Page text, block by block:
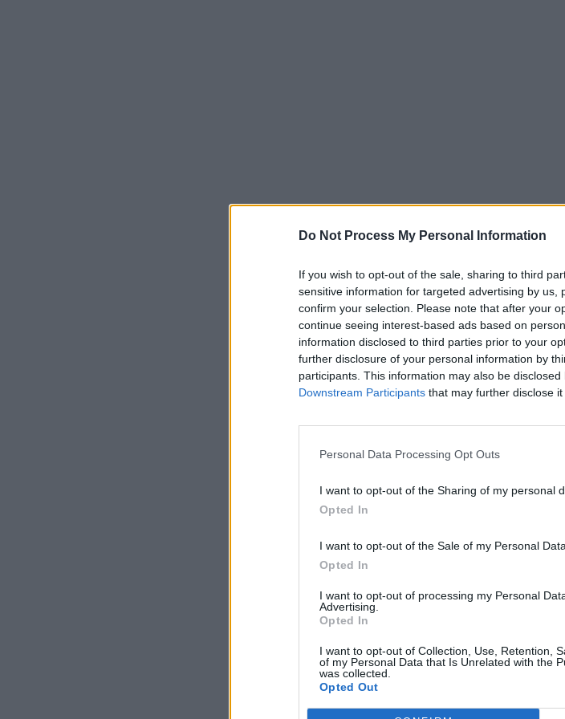
Do Not Process My Personal Information
If you wish to opt-out of the sale, sharing to third
sensitive information for targeted advertising by us,
confirm your selection. Please note that after your
continue seeing interest-based ads based on
information disclosed to third parties prior to your
further disclosure of your personal information by
participants. This information may also be
Downstream Participants that may further disclose
Personal Data Processing Opt Outs
I want to opt-out of the Sharing of my personal
Opted In
I want to opt-out of the Sale of my Personal Data.
Opted In
I want to opt-out of processing my Personal
Advertising.
Opted In
I want to opt-out of Collection, Use, Retention,
of my Personal Data that Is Unrelated with the
was collected.
Opted Out